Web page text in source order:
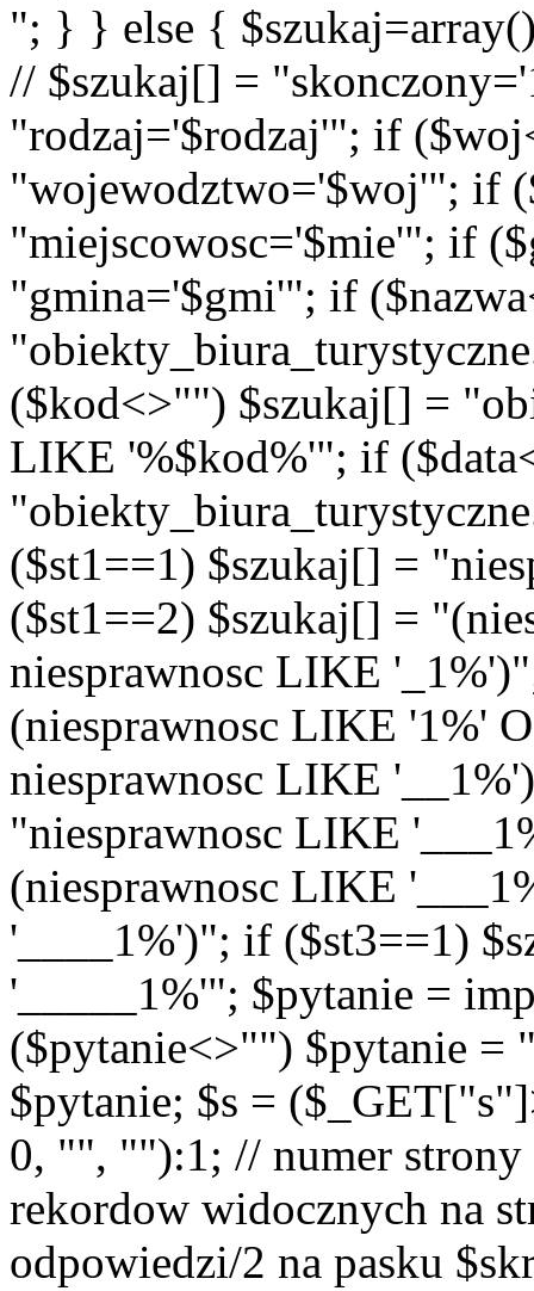
"; } } else {
// $szukaj[] =
"rodzaj='$rodzaj'"; if
"wojewodztwo='$woj'"; if
"miejscowosc='$mie'"; if
"gmina='$gmi'"; if
($kod<>"") $szukaj[] =
LIKE '%$kod%'"; if
($st1==1) $szukaj[] =
($st1==2) $szukaj[] =
niesprawnosc LIKE
(niesprawnosc LIKE '1%'
niesprawnosc LIKE
"niesprawnosc LIKE
(niesprawnosc LIKE
'____1%')"; if ($st3==1)
'_____1%'"; $pytanie =
($pytanie<>"") $pytanie =
$pytanie; $s =
0, "", ""):1; // numer
rekordow widocznych na
odpowiedzi/2 na pasku